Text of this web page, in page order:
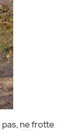
pas, ne frotte